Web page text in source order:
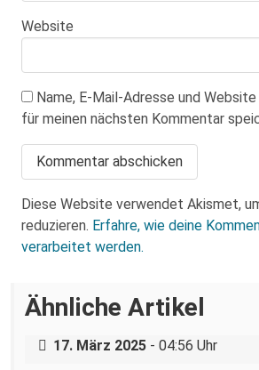
Website
Name, E-Mail-Adresse und
für meinen nächsten Kommentar
Diese Website verwendet Akismet,
reduzieren. Erfahre, wie deine
verarbeitet werden.
Ähnliche Artikel
Holocaustgedenktag in
17. März 2025 - 04:56 Uhr
„Teilhabe ist nicht